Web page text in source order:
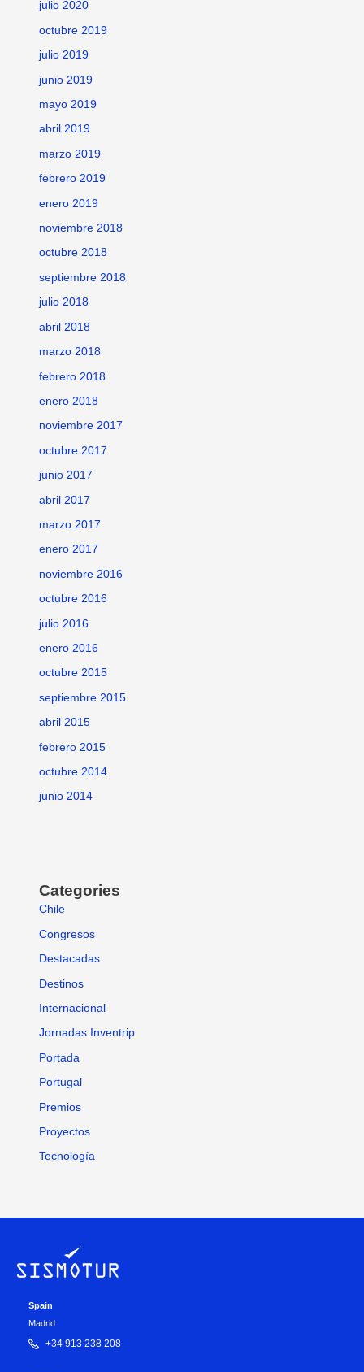
julio 2020
octubre 2019
julio 2019
junio 2019
mayo 2019
abril 2019
marzo 2019
febrero 2019
enero 2019
noviembre 2018
octubre 2018
septiembre 2018
julio 2018
abril 2018
marzo 2018
febrero 2018
enero 2018
noviembre 2017
octubre 2017
junio 2017
abril 2017
marzo 2017
enero 2017
noviembre 2016
octubre 2016
julio 2016
enero 2016
octubre 2015
septiembre 2015
abril 2015
febrero 2015
octubre 2014
junio 2014
Categories
Chile
Congresos
Destacadas
Destinos
Internacional
Jornadas Inventrip
Portada
Portugal
Premios
Proyectos
Tecnología
Spain
Madrid
+34 913 238 208